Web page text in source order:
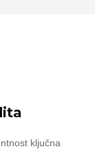
ključna